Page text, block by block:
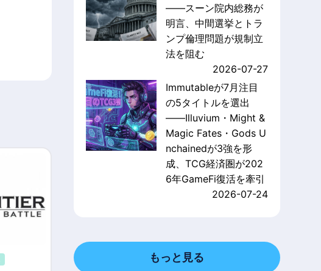
——スーン院内総務が
明言、中間選挙とトラ
ンプ倫理問題が規制立
法を阻む
2026-07-27
Immutableが7月注目
の5タイトルを選出
——Illuvium・Might &
Magic Fates・Gods U
nchainedが3強を形
成、TCG経済圏が202
6年GameFi復活を牽引
2026-07-24
もっと見る